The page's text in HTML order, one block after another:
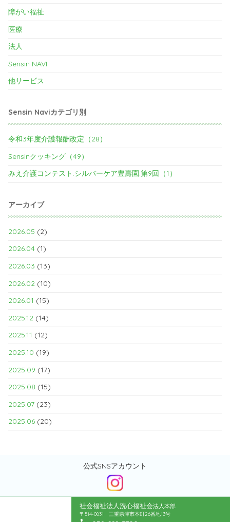
障がい福祉
医療
法人
Sensin NAVI
他サービス
Sensin Naviカテゴリ別
令和3年度介護報酬改定（28）
Sensinクッキング（49）
みえ介護コンテスト.シルバーケア豊壽園.第9回（1）
アーカイブ
2026.05 (2)
2026.04 (1)
2026.03 (13)
2026.02 (10)
2026.01 (15)
2025.12 (14)
2025.11 (12)
2025.10 (19)
2025.09 (17)
2025.08 (15)
2025.07 (23)
2025.06 (20)
公式SNSアカウント
社会福祉法人洗心福祉会法人本部
〒514-0831 三重県津市本町26番地13号